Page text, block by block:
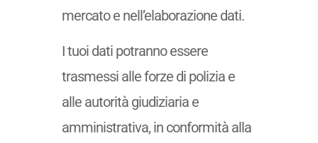
mercato e nell’elaborazione dati.
I tuoi dati potranno essere
trasmessi alle forze di polizia e
alle autorità giudiziaria e
amministrativa, in conformità alla